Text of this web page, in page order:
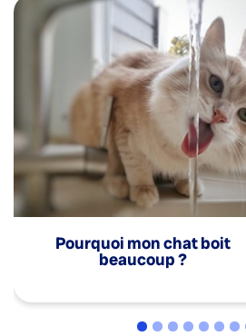
Pourquoi mon chat boit
beaucoup ?